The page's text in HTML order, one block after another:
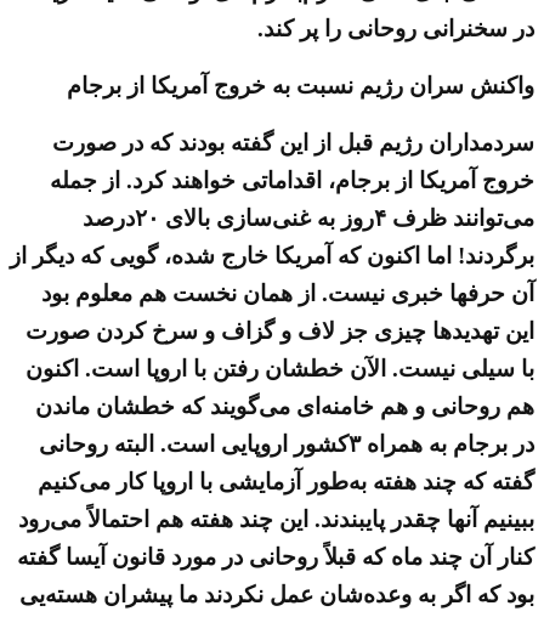
در سخنرانی روحانی را پر کند.
واکنش سران رژیم نسبت به خروج آمریکا از برجام
سردمداران رژیم قبل از این گفته بودند که در صورت
خروج آمریکا از برجام، اقداماتی خواهند کرد. از جمله
می‌توانند ظرف ۴روز به غنی‌سازی بالای ۲۰درصد
برگردند! اما اکنون که آمریکا خارج شده، گویی که دیگر از
آن حرفها خبری نیست. از همان نخست هم معلوم بود
این تهدیدها چیزی جز لاف و گزاف و سرخ کردن صورت
با سیلی نیست. الآن خطشان رفتن با اروپا است. اکنون
هم روحانی و هم خامنه‌ای می‌گویند که خطشان ماندن
در برجام به همراه ۳کشور اروپایی است. البته روحانی
گفته که چند هفته به‌طور آزمایشی با اروپا کار می‌کنیم
ببینیم آنها چقدر پایبندند. این چند هفته هم احتمالاً می‌رود
کنار آن چند ماه که قبلاً روحانی در مورد قانون آیسا گفته
بود که اگر به وعده‌شان عمل نکردند ما پیشران هسته‌یی